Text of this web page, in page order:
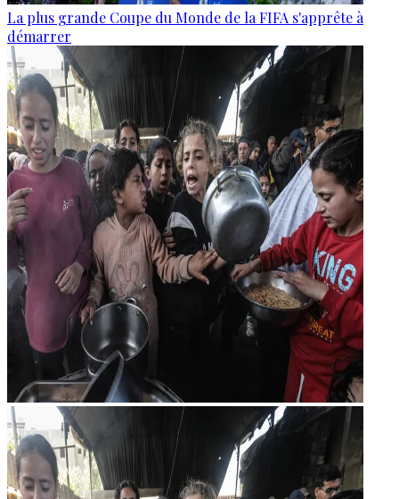
La plus grande Coupe du Monde de la FIFA s'apprête à
démarrer